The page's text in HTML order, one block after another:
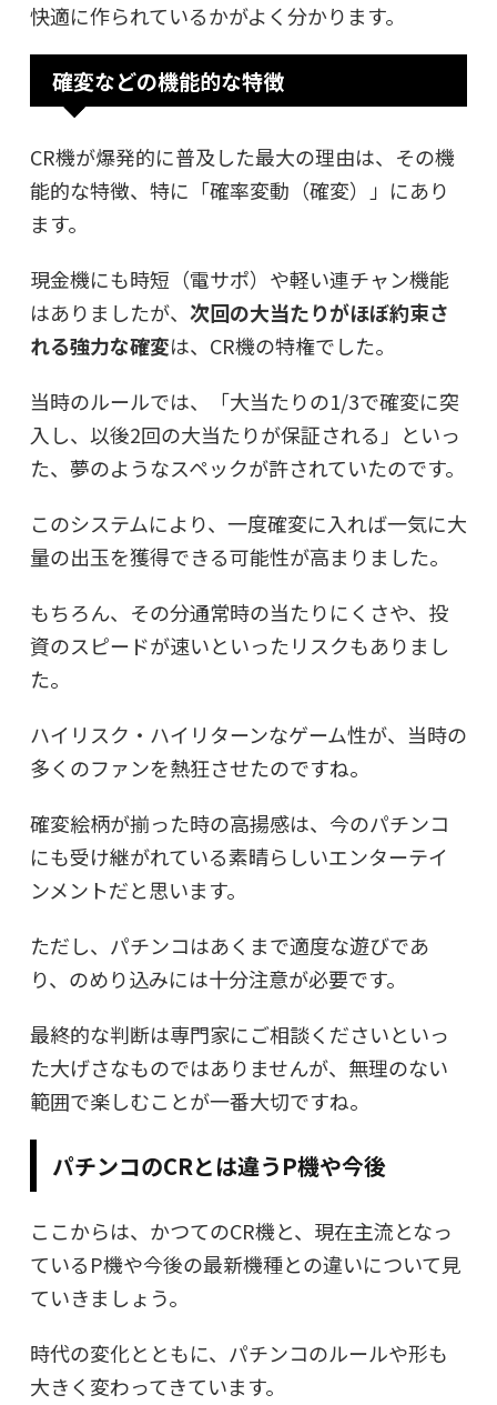
快適に作られているかがよく分かります。
確変などの機能的な特徴
CR機が爆発的に普及した最大の理由は、その機
能的な特徴、特に「確率変動（確変）」にあり
ます。
現金機にも時短（電サポ）や軽い連チャン機能
はありましたが、 次回の大当たりがほぼ約束さ
れる強力な確変は、CR機の特権でした。
当時のルールでは、「大当たりの1/3で確変に突
入し、以後2回の大当たりが保証される」といっ
た、夢のようなスペックが許されていたのです。
このシステムにより、一度確変に入れば一気に大
量の出玉を獲得できる可能性が高まりました。
もちろん、その分通常時の当たりにくさや、投
資のスピードが速いといったリスクもありまし
た。
ハイリスク・ハイリターンなゲーム性が、当時の
多くのファンを熱狂させたのですね。
確変絵柄が揃った時の高揚感は、今のパチンコ
にも受け継がれている素晴らしいエンターテイ
ンメントだと思います。
ただし、パチンコはあくまで適度な遊びであ
り、のめり込みには十分注意が必要です。
最終的な判断は専門家にご相談くださいといっ
た大げさなものではありませんが、無理のない
範囲で楽しむことが一番大切ですね。
パチンコのCRとは違うP機や今後
ここからは、かつてのCR機と、現在主流となっ
ているP機や今後の最新機種との違いについて見
ていきましょう。
時代の変化とともに、パチンコのルールや形も
大きく変わってきています。